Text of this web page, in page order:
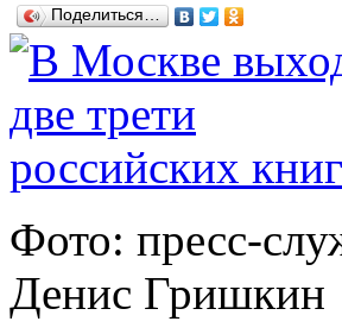
Поделиться…
Фото: пресс-
Денис Гришкин